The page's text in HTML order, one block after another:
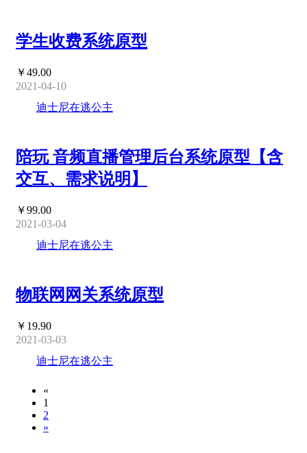
学生收费系统原型
￥49.00
2021-04-10
迪士尼在逃公主
陪玩 音频直播管理后台系统原型【含
交互、需求说明】
￥99.00
2021-03-04
迪士尼在逃公主
物联网网关系统原型
￥19.90
2021-03-03
迪士尼在逃公主
«
1
2
»